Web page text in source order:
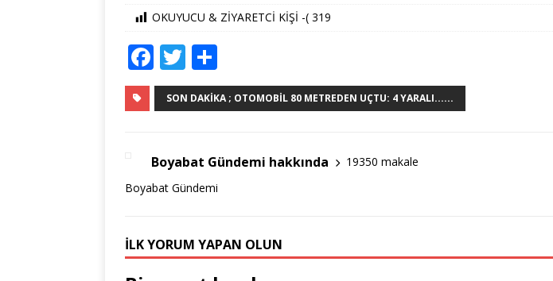
OKUYUCU & ZİYARETCİ KİŞİ -( 319
F
a
c
b
o
k
T
w
it
r
h
ar
SON DAKIKA ; OTOMOBIL 80 METREDEN UÇTU: 4 YARALI......
Boyabat Gündemi hakkında
19350 makale
Boyabat Gündemi
İLK YORUM YAPAN OLUN